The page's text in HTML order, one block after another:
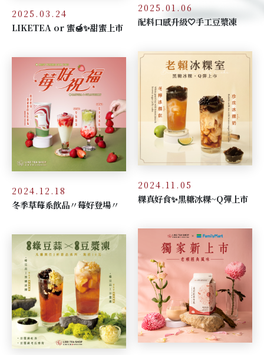
2025.03.24
LIKETEA or 蜜🍯✨甜蜜上市
2025.01.06
配料口感升級🤍手工豆漿凍
2024.12.18
冬季草莓系飲品〃莓好登場〃
2024.11.05
粿真好食✨黑糖冰粿~Q彈上市